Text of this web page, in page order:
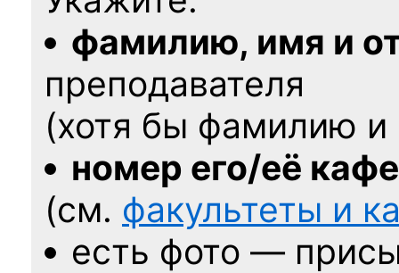
фамилию, имя и
преподавателя
(хотя бы фамилию
номер его/её
(см. факультеты и
есть фото —